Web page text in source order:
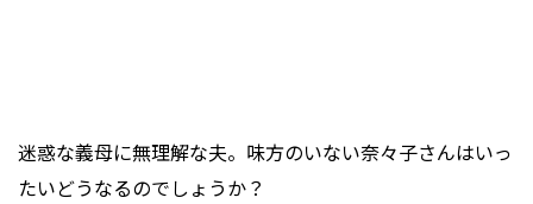
迷惑な義母に無理解な夫。味方のいない奈々子さんはいっ
たいどうなるのでしょうか？